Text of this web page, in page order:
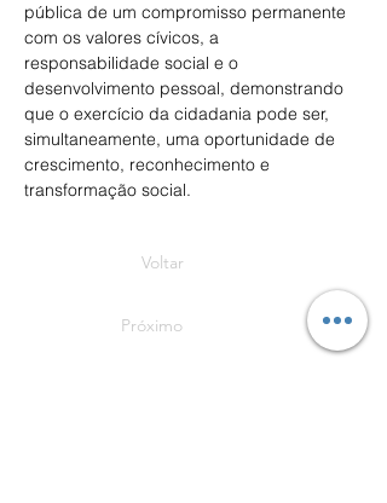
pública de um compromisso permanente
com os valores cívicos, a
responsabilidade social e o
desenvolvimento pessoal, demonstrando
que o exercício da cidadania pode ser,
simultaneamente, uma oportunidade de
crescimento, reconhecimento e
transformação social.
Voltar
Próximo